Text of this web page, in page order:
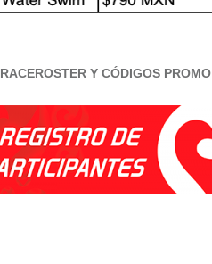
RACEROSTER Y CÓDIGOS PROMO